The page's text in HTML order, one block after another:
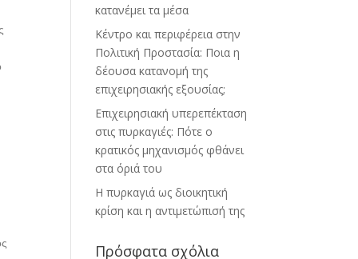
κατανέμει τα μέσα
Κέντρο και περιφέρεια στην
Πολιτική Προστασία: Ποια η
δέουσα κατανομή της
επιχειρησιακής εξουσίας;
Επιχειρησιακή υπερεπέκταση
στις πυρκαγιές: Πότε ο
κρατικός μηχανισμός φθάνει
στα όριά του
Η πυρκαγιά ως διοικητική
κρίση και η αντιμετώπισή της
Πρόσφατα σχόλια